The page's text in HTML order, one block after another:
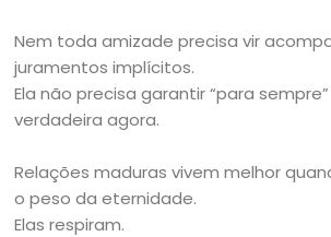
Nem toda amizade precisa vir
juramentos implícitos.
Ela não precisa garantir “para
verdadeira agora.
Relações maduras vivem melhor
o peso da eternidade.
Elas respiram.